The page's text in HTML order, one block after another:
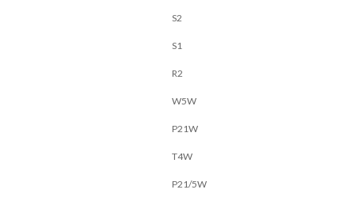
S2
S1
R2
W5W
P21W
T4W
P21/5W